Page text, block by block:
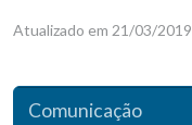
Atualizado em 21/03/2019
Comunicação